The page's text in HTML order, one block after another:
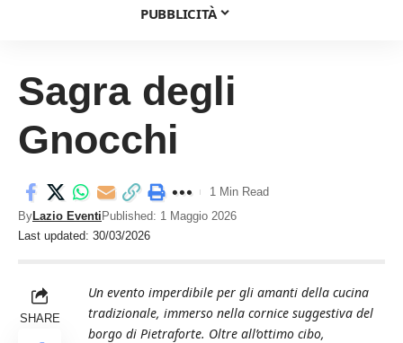
PUBBLICITÀ
Sagra degli
Gnocchi
Last updated: 30/03/2026
ByLazio Eventi Published: 1 Maggio 2026
1 Min Read
SHARE
Un evento imperdibile per gli amanti della cucina
tradizionale, immerso nella cornice suggestiva del
borgo di Pietraforte. Oltre all’ottimo cibo,